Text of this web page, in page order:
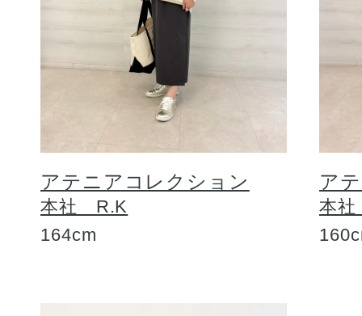
アテニアコレクション
本社 R.K
164cm
ア
本